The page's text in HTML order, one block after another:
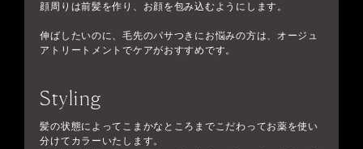
顔周りは前髪を作り、お顔を包み込むようにします。
伸ばしたいのに、毛先のパサつきにお悩みの方は、オージュ
アトリートメントでケアがおすすめです。
Styling
髪の状態によってこまかなところまでこだわってお薬を使い
分けてカラーいたします。